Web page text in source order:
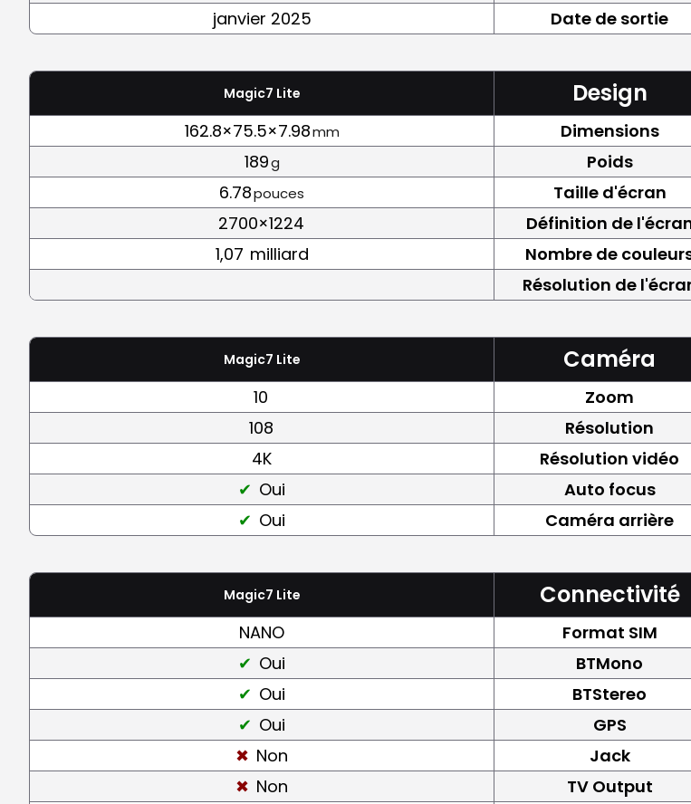
janvier 2025 Date de sortie
Magic7 Lite Design
162.8×75.5×7.98mm Dimensions
189g
Poids
6.78pouces
Taille d'écran
2700×1224
Définition de
1,07 milliard Nombre de
Résolution de
Magic7 Lite Caméra
10 Zoom
108
Résolution
4K
Résolution vidéo
Oui
Auto focus
Oui
Caméra arrière
Magic7 Lite Connectivité
NANO Format SIM
Oui
BTMono
Oui
BTStereo
Oui
GPS
Non
Jack
Non
TV Output